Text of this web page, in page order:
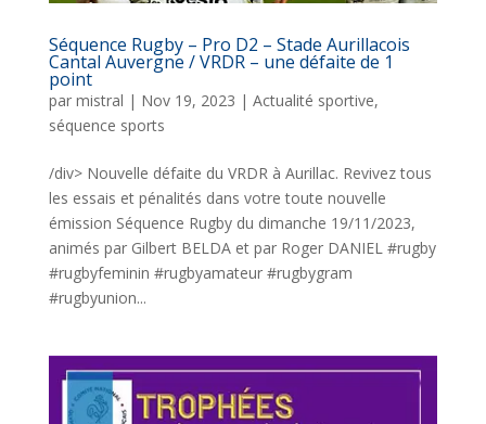
Séquence Rugby – Pro D2 – Stade Aurillacois
Cantal Auvergne / VRDR – une défaite de 1
point
par mistral | Nov 19, 2023 | Actualité sportive,
séquence sports
/div> Nouvelle défaite du VRDR à Aurillac. Revivez tous
les essais et pénalités dans votre toute nouvelle
émission Séquence Rugby du dimanche 19/11/2023,
animés par Gilbert BELDA et par Roger DANIEL #rugby
#rugbyfeminin #rugbyamateur #rugbygram
#rugbyunion...